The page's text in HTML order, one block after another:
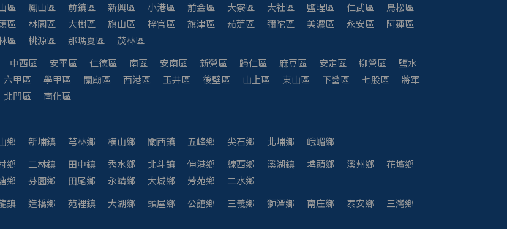
區 鳳山區 前鎮區 新興區 小港區 前金區 大寮區 大社區 鹽埕區 仁武區
鳥松區
區 林園區 大樹區 旗山區 梓官區 旗津區 茄萣區 彌陀區 美濃區 永安區
阿蓮區
區 桃源區 那瑪夏區
茂林區
中西區 安平區 仁德區 南區 安南區 新營區 歸仁區 麻豆區 安定區 柳營區
鹽水
六甲區 學甲區 關廟區 西港區 玉井區 後壁區 山上區 東山區 下營區 七股區
將軍
北門區
南化區
鄉 新埔鎮 芎林鄉 橫山鄉 關西鎮 五峰鄉 尖石鄉 北埔鄉
峨嵋鄉
鄉 二林鎮 田中鎮 秀水鄉 北斗鎮 伸港鄉 線西鄉 溪湖鎮 埤頭鄉 溪州鄉
花壇鄉
鄉 芬園鄉 田尾鄉 永靖鄉 大城鄉 芳苑鄉
二水鄉
鎮 造橋鄉 苑裡鎮 大湖鄉 頭屋鄉 公館鄉 三義鄉 獅潭鄉 南庄鄉 泰安鄉
三灣鄉